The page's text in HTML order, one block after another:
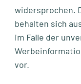
widersprochen.
behalten sich
im Falle der
vor.